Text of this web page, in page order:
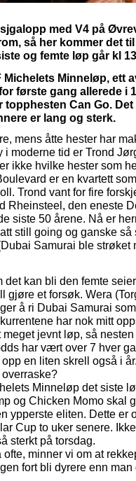
med V4 på
så her kommer det
og femte løp går kl
Minneløp, ett
første gang allerede i
Can Go.
er lang og sterk.
mens åtte hester har
i moderne tid er Trond
ikke hvilke hester som
er en kvartett
Trond vant for fire
Rheinsteel, den eneste
siste 50 årene. Nå er
still going og ganske så
Samurai ble strøket
det kan bli den femte
gjøre et forsøk. Wera
å ri Dubai Samurai
har nok mitt
jevnt løp, så
har vært over 7 hver
en liten skrell også i
Minneløp det siste
og Chicken Momo skal
ypperste eliten. Dette er
Cup to uker senere.
sterkt på torsdag.
minner vi om at
fort bli dyrere enn man